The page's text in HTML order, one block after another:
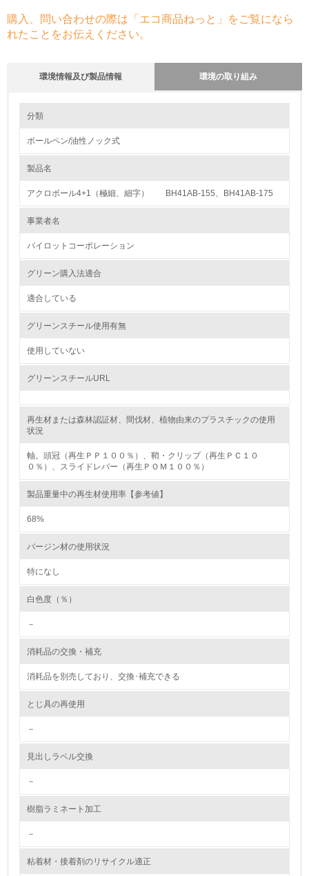
購入、問い合わせの際は「エコ商品ねっと」をご覧になら
れたことをお伝えください。
環境情報及び製品情報 環境の取り組み
1.環境取り組み体制
レベル2
5.
かしている
従業員が環境方針に基づいて自分の業務の中で行うべき環
→ 導入している規格名 ISO14001
第三者認証を取得している
油、ガス）の使用量削減の取り組みを行っている
<L2> 資源とエネルギーの使用量の把握をし、具体的な削
分類
ボールペン/油性ノック式
製品名
アクロボール4+1（極細、細字） BH41AB-155、BH41AB-175
事業者名
パイロットコーポレーション
グリーン購入法適合
適合している
グリーンスチール使用有無
使用していない
グリーンスチールURL
再生材または森林認証材、間伐材、植物由来のプラスチックの使用
状況
軸。頭冠（再生ＰＰ１００％）、鞘・クリップ（再生ＰＣ１０
０％）、スライドレバー（再生ＰＯＭ１００％）
製品重量中の再生材使用率【参考値】
68%
バージン材の使用状況
特になし
白色度（％）
－
消耗品の交換・補充
消耗品を別売しており、交換･補充できる
とじ具の再使用
－
見出しラベル交換
－
樹脂ラミネート加工
－
粘着材・接着剤のリサイクル適正